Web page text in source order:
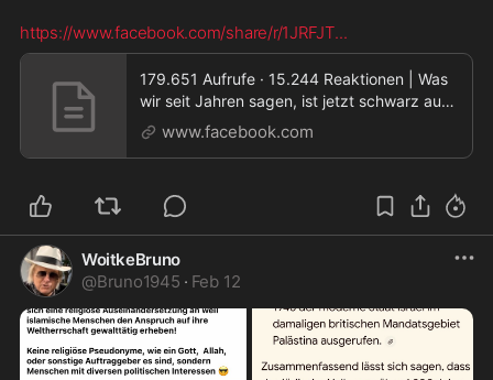
https://www.facebook.com/share/r/1JRFJT...
179.651 Aufrufe · 15.244 Reaktionen | Was
wir seit Jahren sagen, ist jetzt schwarz auf
weiß bel
www.facebook.com
WoitkeBruno
@Bruno1945 · Feb 12